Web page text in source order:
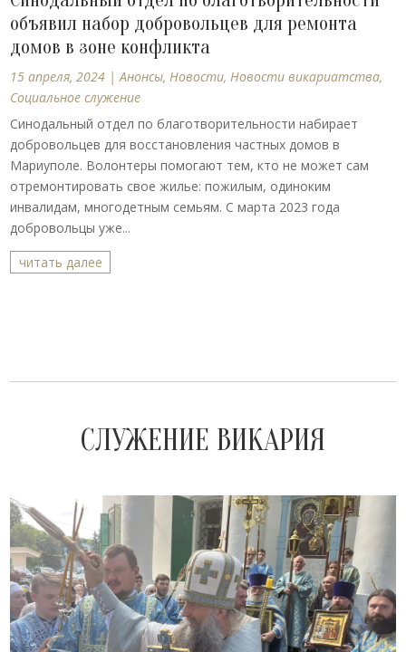
объявил набор добровольцев для ремонта
домов в зоне конфликта
15 апреля, 2024 |Анонсы, Новости, Новости викариатства,
Социальное служение
Синодальный отдел по благотворительности набирает
добровольцев для восстановления частных домов в
Мариуполе. Волонтеры помогают тем, кто не может сам
отремонтировать свое жилье: пожилым, одиноким
инвалидам, многодетным семьям. С марта 2023 года
добровольцы уже...
читать далее
СЛУЖЕНИЕ ВИКАРИЯ